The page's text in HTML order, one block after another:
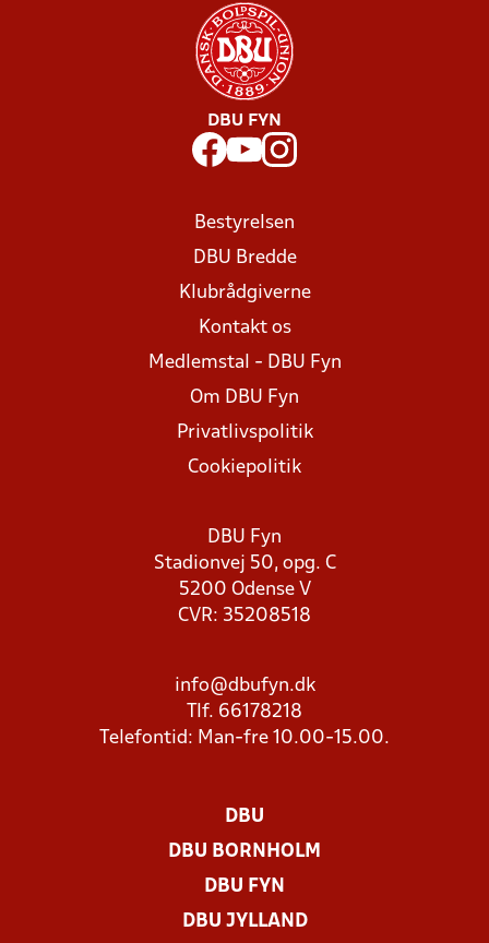
DBU FYN
Bestyrelsen
DBU Bredde
Klubrådgiverne
Kontakt os
Medlemstal - DBU Fyn
Om DBU Fyn
Privatlivspolitik
Cookiepolitik
DBU Fyn
Stadionvej 50, opg. C
5200 Odense V
CVR: 35208518
info@dbufyn.dk
Tlf. 66178218
Telefontid: Man-fre 10.00-15.00.
DBU
DBU BORNHOLM
DBU FYN
DBU JYLLAND